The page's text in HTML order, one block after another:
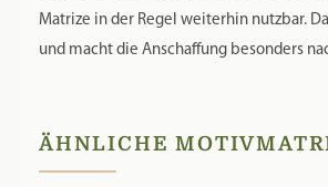
Matrize in der Regel weiterhin nutzbar.
und macht die Anschaffung besonders
ÄHNLICHE